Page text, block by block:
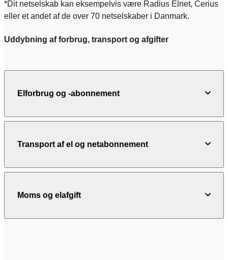
*Dit netselskab kan eksempelvis være Radius Elnet, Cerius
eller et andet af de over 70 netselskaber i Danmark.
Uddybning af forbrug, transport og afgifter
Elforbrug og -abonnement
Transport af el og netabonnement
Moms og elafgift